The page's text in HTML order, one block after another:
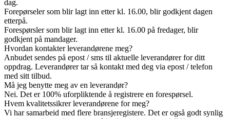
dag.
Forepørseler som blir lagt inn etter kl. 16.00, blir godkjent dagen
etterpå.
Forespørsler som blir lagt inn etter kl. 16.00 på fredager, blir
godkjent på mandager.
Hvordan kontakter leverandørene meg?
Anbudet sendes på epost / sms til aktuelle leverandører for ditt
oppdrag. Leverandører tar så kontakt med deg via epost / telefon
med sitt tilbud.
Må jeg benytte meg av en leverandør?
Nei. Det er 100% uforpliktende å registrere en forespørsel.
Hvem kvalitetssikrer leverandørene for meg?
Vi har samarbeid med flere bransjeregistere. Det er også godt synlig